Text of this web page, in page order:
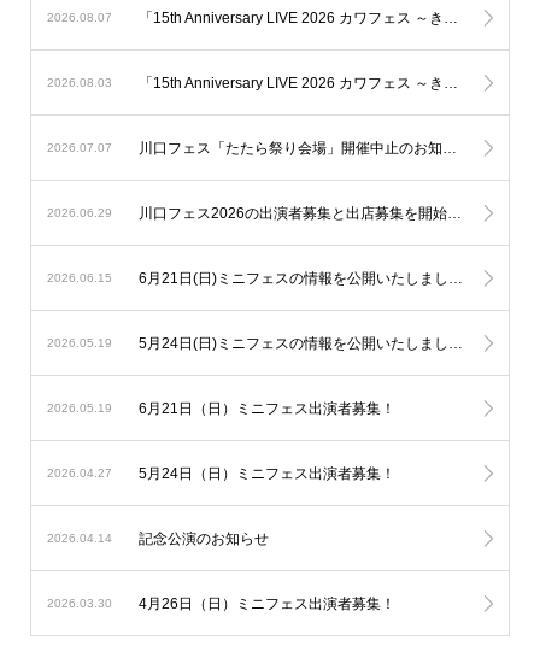
2026.08.07
2026.08.03
2026.07.07
2026.06.29 川口フェス2026の出演者募集と出店募集を開始しました！
2026.06.15
2026.05.19
2026.05.19 6月21日（日）ミニフェス出演者募集！
2026.04.27 5月24日（日）ミニフェス出演者募集！
2026.04.14 記念公演のお知らせ
2026.03.30 4月26日（日）ミニフェス出演者募集！